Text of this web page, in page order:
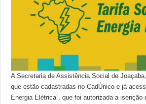
A Secretaria de Assistência Social de
que estão cadastradas no CadÚnico e já
Energia Elétrica”, que foi autorizada a isenção